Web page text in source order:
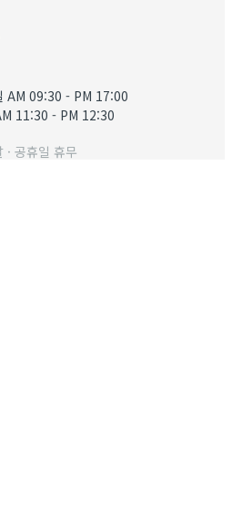
AM 09:30 - PM 17:00
11:30 - PM 12:30
· 공휴일 휴무